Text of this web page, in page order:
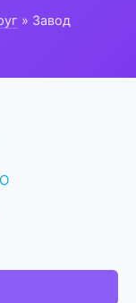
» Завод